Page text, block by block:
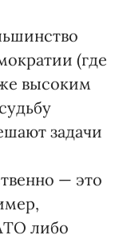
(где
высоким
задачи
— это
либо